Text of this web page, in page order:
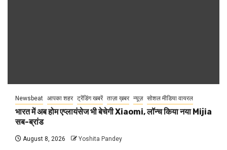
Newsbeat आपका शहर ट्रेंडिंग खबरें ताज़ा ख़बर न्यूज़ सोशल मीडिया वायरल
भारत में अब होम एप्लायंसेज भी बेचेगी Xiaomi, लॉन्च किया नया Mijia
सब-ब्रांड
August 8, 2026 Yoshita Pandey